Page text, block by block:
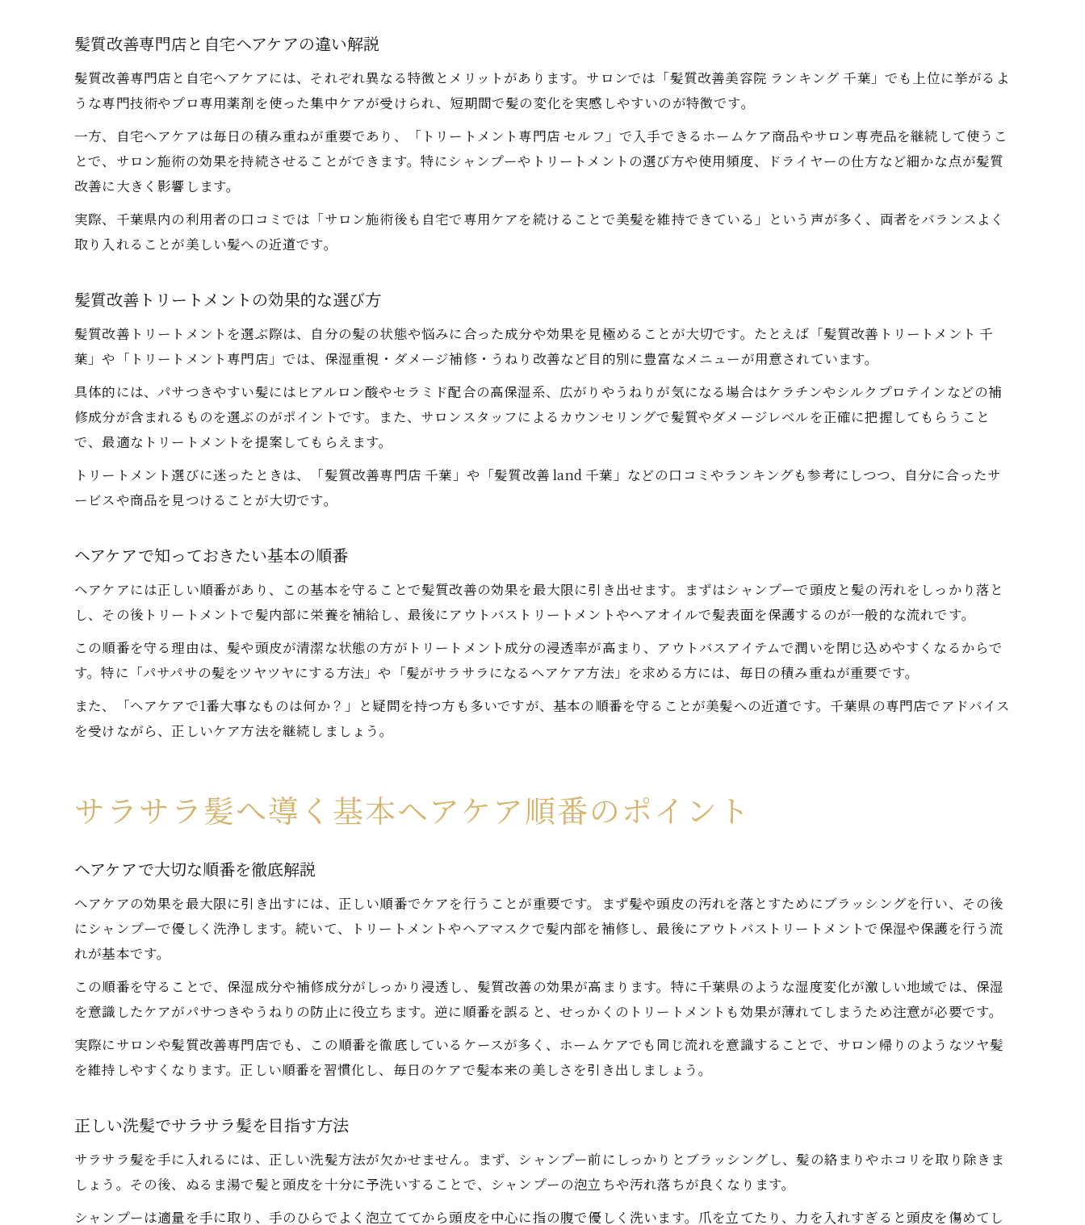
髪質改善美容院とホームケアの比較ポイント
ヘアケア方法で変わる髪の手触り実感談
髪質改善トリートメントの種類と特徴
結果を変えるトリートメント活用のコツ
髪質改善トリートメントの効果的な使い方
髪質改善専門店と自宅ヘアケアの違い解説
髪質改善専門店と自宅ヘアケアには、それぞれ異なる特徴とメリットがあります。サロンでは「髪質改善美容院 ランキング 千葉」でも上位に挙がるよ
うな専門技術やプロ専用薬剤を使った集中ケアが受けられ、短期間で髪の変化を実感しやすいのが特徴です。
一方、自宅ヘアケアは毎日の積み重ねが重要であり、「トリートメント専門店 セルフ」で入手できるホームケア商品やサロン専売品を継続して使うこ
とで、サロン施術の効果を持続させることができます。特にシャンプーやトリートメントの選び方や使用頻度、ドライヤーの仕方など細かな点が髪質
改善に大きく影響します。
実際、千葉県内の利用者の口コミでは「サロン施術後も自宅で専用ケアを続けることで美髪を維持できている」という声が多く、両者をバランスよく
取り入れることが美しい髪への近道です。
髪質改善トリートメントの効果的な選び方
髪質改善トリートメントを選ぶ際は、自分の髪の状態や悩みに合った成分や効果を見極めることが大切です。たとえば「髪質改善トリートメント 千
葉」や「トリートメント専門店」では、保湿重視・ダメージ補修・うねり改善など目的別に豊富なメニューが用意されています。
具体的には、パサつきやすい髪にはヒアルロン酸やセラミド配合の高保湿系、広がりやうねりが気になる場合はケラチンやシルクプロテインなどの補
修成分が含まれるものを選ぶのがポイントです。また、サロンスタッフによるカウンセリングで髪質やダメージレベルを正確に把握してもらうこと
で、最適なトリートメントを提案してもらえます。
トリートメント選びに迷ったときは、「髪質改善専門店 千葉」や「髪質改善 land 千葉」などの口コミやランキングも参考にしつつ、自分に合ったサ
ービスや商品を見つけることが大切です。
ヘアケアで知っておきたい基本の順番
ヘアケアには正しい順番があり、この基本を守ることで髪質改善の効果を最大限に引き出せます。まずはシャンプーで頭皮と髪の汚れをしっかり落と
し、その後トリートメントで髪内部に栄養を補給し、最後にアウトバストリートメントやヘアオイルで髪表面を保護するのが一般的な流れです。
この順番を守る理由は、髪や頭皮が清潔な状態の方がトリートメント成分の浸透率が高まり、アウトバスアイテムで潤いを閉じ込めやすくなるからで
す。特に「パサパサの髪をツヤツヤにする方法」や「髪がサラサラになるヘアケア方法」を求める方には、毎日の積み重ねが重要です。
また、「ヘアケアで1番大事なものは何か？」と疑問を持つ方も多いですが、基本の順番を守ることが美髪への近道です。千葉県の専門店でアドバイス
を受けながら、正しいケア方法を継続しましょう。
サラサラ髪へ導く基本ヘアケア順番のポイント
ヘアケアで大切な順番を徹底解説
ヘアケアの効果を最大限に引き出すには、正しい順番でケアを行うことが重要です。まず髪や頭皮の汚れを落とすためにブラッシングを行い、その後
にシャンプーで優しく洗浄します。続いて、トリートメントやヘアマスクで髪内部を補修し、最後にアウトバストリートメントで保湿や保護を行う流
れが基本です。
この順番を守ることで、保湿成分や補修成分がしっかり浸透し、髪質改善の効果が高まります。特に千葉県のような湿度変化が激しい地域では、保湿
を意識したケアがパサつきやうねりの防止に役立ちます。逆に順番を誤ると、せっかくのトリートメントも効果が薄れてしまうため注意が必要です。
実際にサロンや髪質改善専門店でも、この順番を徹底しているケースが多く、ホームケアでも同じ流れを意識することで、サロン帰りのようなツヤ髪
を維持しやすくなります。正しい順番を習慣化し、毎日のケアで髪本来の美しさを引き出しましょう。
正しい洗髪でサラサラ髪を目指す方法
サラサラ髪を手に入れるには、正しい洗髪方法が欠かせません。まず、シャンプー前にしっかりとブラッシングし、髪の絡まりやホコリを取り除きま
しょう。その後、ぬるま湯で髪と頭皮を十分に予洗いすることで、シャンプーの泡立ちや汚れ落ちが良くなります。
シャンプーは適量を手に取り、手のひらでよく泡立ててから頭皮を中心に指の腹で優しく洗います。爪を立てたり、力を入れすぎると頭皮を傷めてし
ご予約はこちら
ご予約はこちら